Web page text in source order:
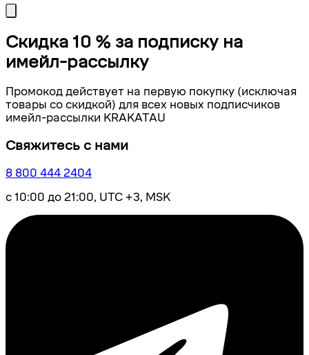
Скидка 10 % за подписку на
имейл-рассылку
Промокод действует на первую покупку (исключая
товары со скидкой) для всех новых подписчиков
имейл-рассылки KRAKATAU
Свяжитесь с нами
8 800 444 2404
с 10:00 до 21:00, UTC +3, MSK